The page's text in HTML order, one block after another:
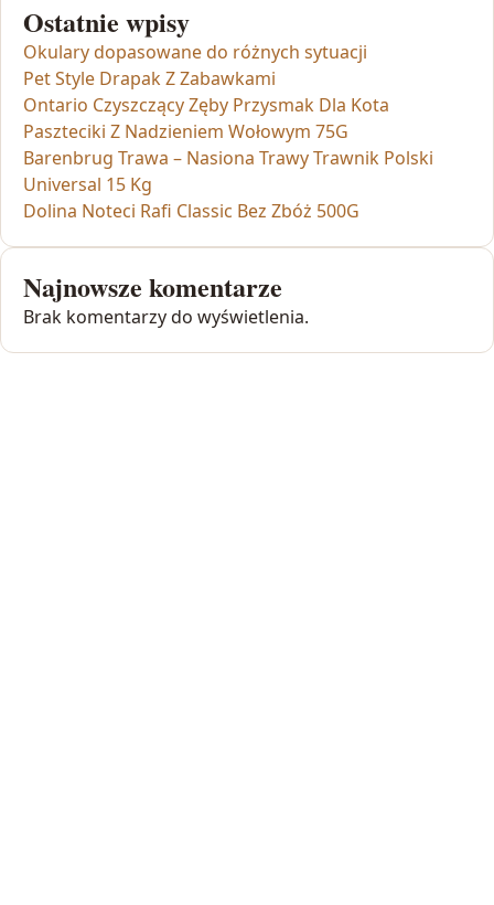
Ostatnie wpisy
Okulary dopasowane do różnych sytuacji
Pet Style Drapak Z Zabawkami
Ontario Czyszczący Zęby Przysmak Dla Kota
Paszteciki Z Nadzieniem Wołowym 75G
Barenbrug Trawa – Nasiona Trawy Trawnik Polski
Universal 15 Kg
Dolina Noteci Rafi Classic Bez Zbóż 500G
Najnowsze komentarze
Brak komentarzy do wyświetlenia.